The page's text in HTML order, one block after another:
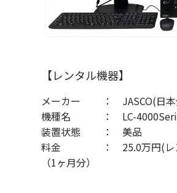
【レンタル機器】
メーカー
JASCO(日
機種名
LC-
装置状態
美品
料金
（1ヶ月分）
25.0万円(